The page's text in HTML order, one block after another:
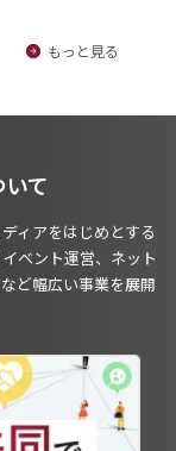
もっと見る
て
ィアをはじめとする
ベント運営、ネット
ど幅広い事業を展開